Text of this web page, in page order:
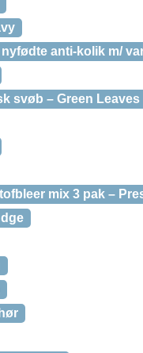
anti-kolik m/
svøb – Green Leaves
mix 3 pak –